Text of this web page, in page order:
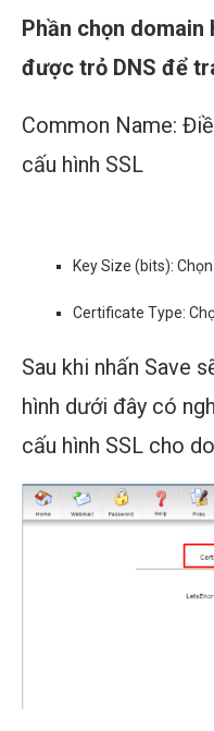
Phần chọn domain
được trỏ DNS để
Common Name:
cấu hình SSL
Key Size (bits):
Certificate Type:
Sau khi nhấn Save
hình dưới đây có
cấu hình SSL cho